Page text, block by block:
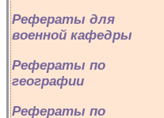
Рефераты для
военной кафедры
Рефераты по
географии
Рефераты по